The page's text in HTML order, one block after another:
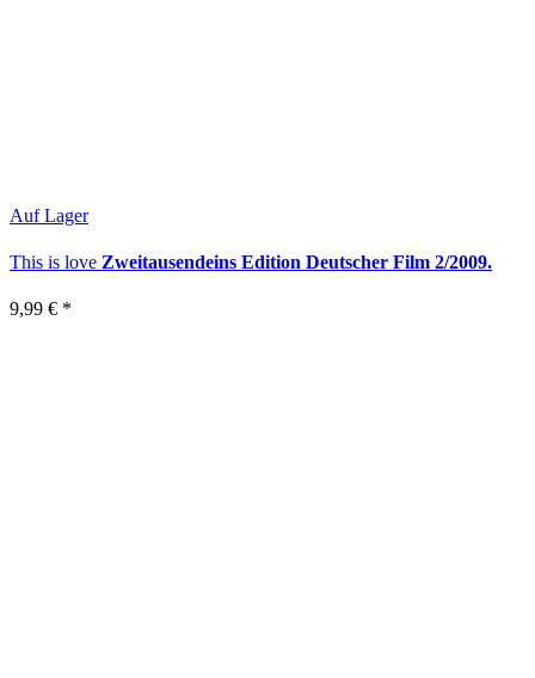
Auf Lager
This is love Zweitausendeins Edition Deutscher Film 2/2009.
9,99 € *